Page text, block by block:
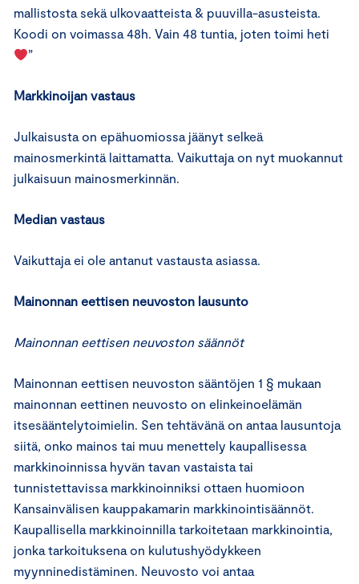
mallistosta sekä ulkovaatteista & puuvilla-asusteista.
Koodi on voimassa 48h. Vain 48 tuntia, joten toimi heti
”
Markkinoijan vastaus
Julkaisusta on epähuomiossa jäänyt selkeä
mainosmerkintä laittamatta. Vaikuttaja on nyt muokannut
julkaisuun mainosmerkinnän.
Median vastaus
Vaikuttaja ei ole antanut vastausta asiassa.
Mainonnan eettisen neuvoston lausunto
Mainonnan eettisen neuvoston säännöt
Mainonnan eettisen neuvoston sääntöjen 1 § mukaan
mainonnan eettinen neuvosto on elinkeinoelämän
itsesääntelytoimielin. Sen tehtävänä on antaa lausuntoja
siitä, onko mainos tai muu menettely kaupallisessa
markkinoinnissa hyvän tavan vastaista tai
tunnistettavissa markkinoinniksi ottaen huomioon
Kansainvälisen kauppakamarin markkinointisäännöt.
Kaupallisella markkinoinnilla tarkoitetaan markkinointia,
jonka tarkoituksena on kulutushyödykkeen
myynninedistäminen. Neuvosto voi antaa